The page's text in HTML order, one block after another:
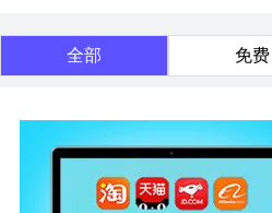
全部 免费